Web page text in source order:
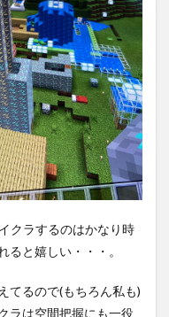
クラするのはかなり時
と嬉しい・・・。
てるので(もちろん私も)
ラは空間把握にも一役